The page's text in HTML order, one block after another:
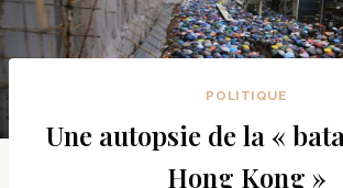
POLITIQUE
Une autopsie de la «
Hong Kong »